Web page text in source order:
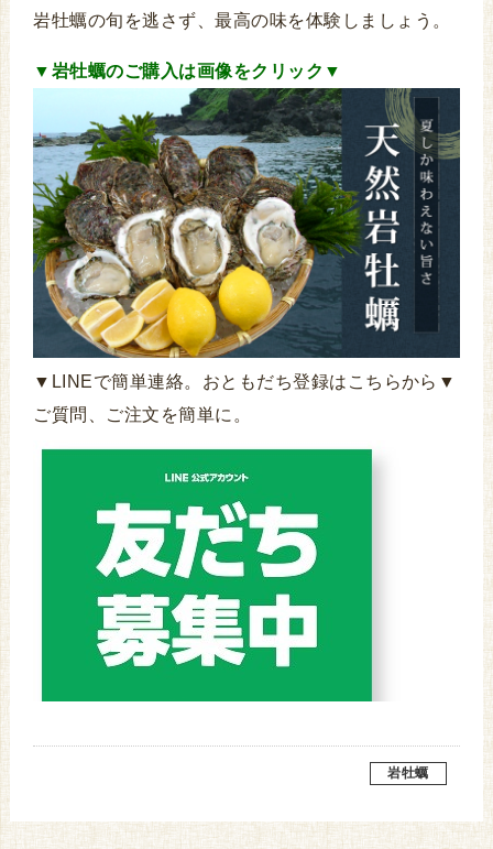
岩牡蠣の旬を逃さず、最高の味を体験しましょう。
▼岩牡蠣のご購入は画像をクリック▼
▼LINEで簡単連絡。おともだち登録はこちらから▼
ご質問、ご注文を簡単に。
岩牡蠣